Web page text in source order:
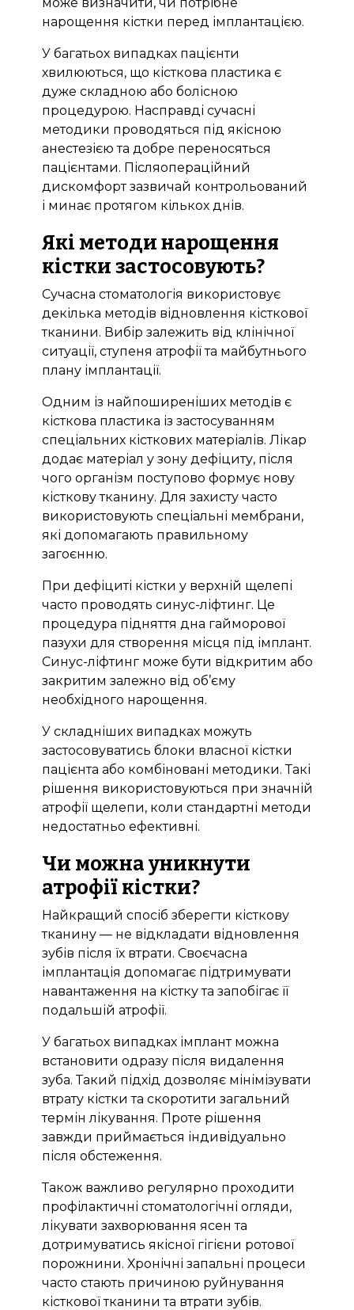
нарощення кістки перед імплантацією.
У багатьох випадках пацієнти
хвилюються, що кісткова пластика є
дуже складною або болісною
процедурою. Насправді сучасні
методики проводяться під якісною
анестезією та добре переносяться
пацієнтами. Післяопераційний
дискомфорт зазвичай контрольований
і минає протягом кількох днів.
Які методи нарощення
кістки застосовують?
Сучасна стоматологія використовує
декілька методів відновлення кісткової
тканини. Вибір залежить від клінічної
ситуації, ступеня атрофії та майбутнього
плану імплантації.
Одним із найпоширеніших методів є
кісткова пластика із застосуванням
спеціальних кісткових матеріалів. Лікар
додає матеріал у зону дефіциту, після
чого організм поступово формує нову
кісткову тканину. Для захисту часто
використовують спеціальні мембрани,
які допомагають правильному
загоєнню.
При дефіциті кістки у верхній щелепі
часто проводять синус-ліфтинг. Це
процедура підняття дна гайморової
пазухи для створення місця під імплант.
Синус-ліфтинг може бути відкритим або
закритим залежно від об’єму
необхідного нарощення.
У складніших випадках можуть
застосовуватись блоки власної кістки
пацієнта або комбіновані методики. Такі
рішення використовуються при значній
атрофії щелепи, коли стандартні методи
недостатньо ефективні.
Чи можна уникнути
атрофії кістки?
Найкращий спосіб зберегти кісткову
тканину — не відкладати відновлення
зубів після їх втрати. Своєчасна
імплантація допомагає підтримувати
навантаження на кістку та запобігає її
подальшій атрофії.
У багатьох випадках імплант можна
встановити одразу після видалення
зуба. Такий підхід дозволяє мінімізувати
втрату кістки та скоротити загальний
термін лікування. Проте рішення
завжди приймається індивідуально
після обстеження.
Також важливо регулярно проходити
профілактичні стоматологічні огляди,
лікувати захворювання ясен та
дотримуватись якісної гігієни ротової
порожнини. Хронічні запальні процеси
часто стають причиною руйнування
кісткової тканини та втрати зубів.